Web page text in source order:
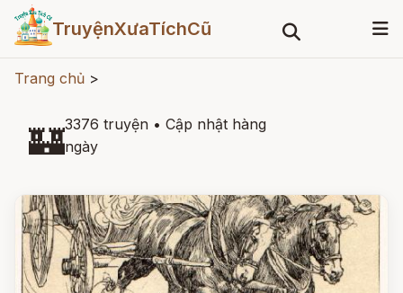
TruyệnXưaTíchCũ
Trang chủ >
🏰3376 truyện • Cập nhật hàng
ngày